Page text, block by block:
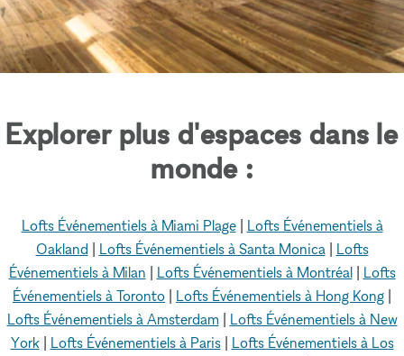
Explorer plus d'espaces dans le
monde :
Lofts Événementiels à Miami Plage| Lofts Événementiels à
Oakland
Lofts Événementiels à Santa Monica| Lofts
Événementiels à Milan
Lofts Événementiels à Montréal| Lofts
Événementiels à Toronto
Lofts Événementiels à Hong Kong
Lofts Événementiels à Amsterdam| Lofts Événementiels à New
York| Lofts Événementiels à Paris| Lofts Événementiels à Los